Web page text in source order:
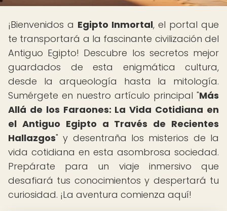
¡Bienvenidos a Egipto Inmortal, el portal que
te transportará a la fascinante civilización del
Antiguo Egipto! Descubre los secretos mejor
guardados de esta enigmática cultura,
desde la arqueología hasta la mitología.
Sumérgete en nuestro artículo principal "Más
Allá de los Faraones: La Vida Cotidiana en
el Antiguo Egipto a Través de Recientes
Hallazgos" y desentraña los misterios de la
vida cotidiana en esta asombrosa sociedad.
Prepárate para un viaje inmersivo que
desafiará tus conocimientos y despertará tu
curiosidad. ¡La aventura comienza aquí!